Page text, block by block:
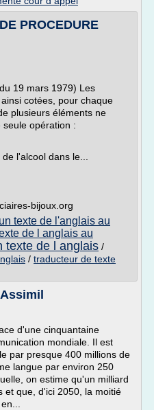
PROCEDURE
19 mars 1979) Les
cotées, pour chaque
plusieurs éléments ne
opération :
l'alcool dans le...
bijoux.org
texte de l'anglais au
de l anglais au
texte de l anglais /
/ traducteur de texte
d'une cinquantaine
mondiale. Il est
par presque 400 millions de
langue par environ 250
on estime qu'un milliard
et que, d'ici 2050, la moitié